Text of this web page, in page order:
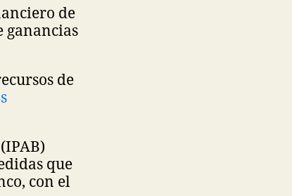
de
ganancias
de
que
con el